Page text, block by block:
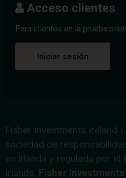
Acceso clientes
Para clientes en la prueba
Iniciar sesión
Fisher Investments Ireland
sociedad de
en Irlanda y regulada por el
Irlanda. Fisher Investments